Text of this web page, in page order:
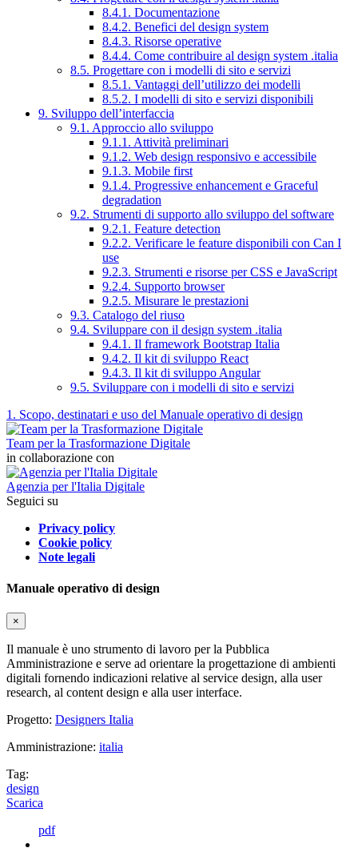
8.4.1. Documentazione
8.4.2. Benefici del design system
8.4.3. Risorse operative
8.4.4. Come contribuire al design system .italia
8.5. Progettare con i modelli di sito e servizi
8.5.1. Vantaggi dell’utilizzo dei modelli
8.5.2. I modelli di sito e servizi disponibili
9. Sviluppo dell’interfaccia
9.1. Approccio allo sviluppo
9.1.1. Attività preliminari
9.1.2. Web design responsivo e accessibile
9.1.3. Mobile first
9.1.4. Progressive enhancement e Graceful
degradation
9.2. Strumenti di supporto allo sviluppo del software
9.2.1. Feature detection
9.2.2. Verificare le feature disponibili con Can I
use
9.2.3. Strumenti e risorse per CSS e JavaScript
9.2.4. Supporto browser
9.2.5. Misurare le prestazioni
9.3. Catalogo del riuso
9.4. Sviluppare con il design system .italia
9.4.1. Il framework Bootstrap Italia
9.4.2. Il kit di sviluppo React
9.4.3. Il kit di sviluppo Angular
9.5. Sviluppare con i modelli di sito e servizi
1. Scopo, destinatari e uso del Manuale operativo di design
Team per la Trasformazione Digitale
in collaborazione con
Agenzia per l'Italia Digitale
Seguici su
Privacy policy
Cookie policy
Note legali
Manuale operativo di design
×
Il manuale è uno strumento di lavoro per la Pubblica
Amministrazione e serve ad orientare la progettazione di ambienti
digitali fornendo indicazioni relative al service design, alla user
research, al content design e alla user interface.
Progetto: Designers Italia
Amministrazione: italia
Tag:
design
Scarica
pdf